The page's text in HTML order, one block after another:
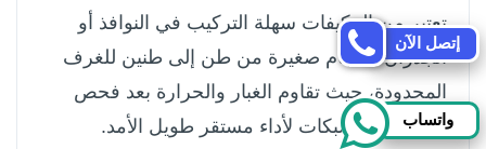
تعتبر من المكيفات سهلة التركيب في النوافذ أو
الجدران بأحجام صغيرة من طن إلى طنين للغرف
المحدودة، حيث تقاوم الغبار والحرارة بعد فحص
المروحة والشبكات لأداء مستقر طويل الأمد.
إتصل الآن
واتساب